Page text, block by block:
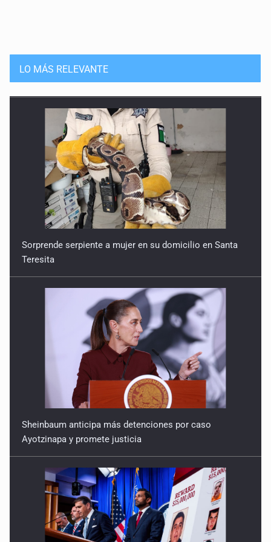
LO MÁS RELEVANTE
Sorprende serpiente a mujer en su domicilio en Santa
Teresita
Sheinbaum anticipa más detenciones por caso
Ayotzinapa y promete justicia